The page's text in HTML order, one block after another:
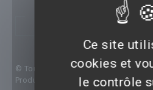
© Toutes les affiches et images de
Productions
Ce site
cookies et
le contrôle